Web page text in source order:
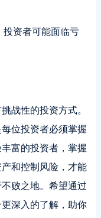
投资者可能面临亏
战性的投资方式。
位投资者必须掌握
富的投资者，掌握
和控制风险，才能
败之地。希望通过
深入的了解，助你